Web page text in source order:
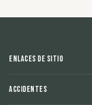
Enlaces de sitio
Accidentes